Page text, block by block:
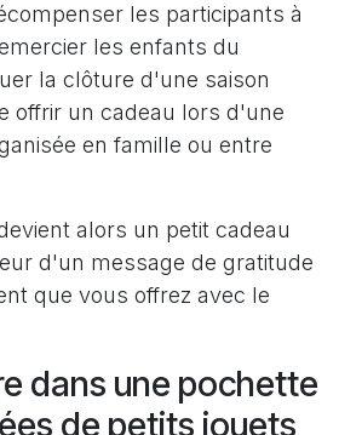
les participants à
les enfants du
la clôture d'une saison
offrir un cadeau lors d'une
en famille ou entre
alors un petit cadeau
d'un message de gratitude
que vous offrez avec le
dans une pochette
de petits jouets